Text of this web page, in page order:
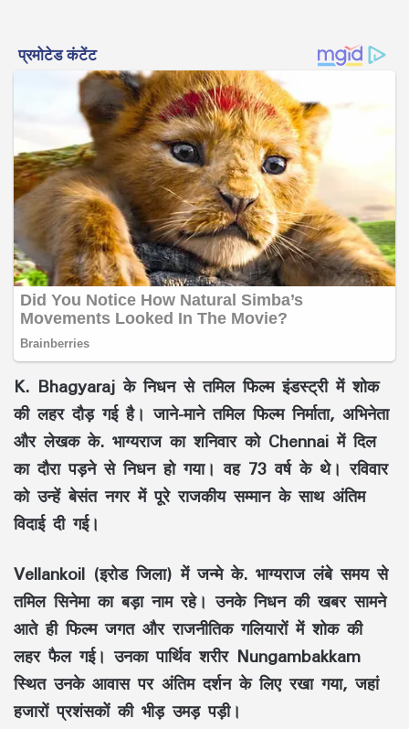
K. Bhagyaraj के निधन से तमिल फिल्म इंडस्ट्री में शोक
की लहर दौड़ गई है। जाने-माने तमिल फिल्म निर्माता, अभिनेता
और लेखक के. भाग्यराज का शनिवार को Chennai में दिल
का दौरा पड़ने से निधन हो गया। वह 73 वर्ष के थे। रविवार
को उन्हें बेसंत नगर में पूरे राजकीय सम्मान के साथ अंतिम
विदाई दी गई।
Vellankoil (इरोड जिला) में जन्मे के. भाग्यराज लंबे समय से
तमिल सिनेमा का बड़ा नाम रहे। उनके निधन की खबर सामने
आते ही फिल्म जगत और राजनीतिक गलियारों में शोक की
लहर फैल गई। उनका पार्थिव शरीर Nungambakkam
स्थित उनके आवास पर अंतिम दर्शन के लिए रखा गया, जहां
हजारों प्रशंसकों की भीड़ उमड़ पड़ी।